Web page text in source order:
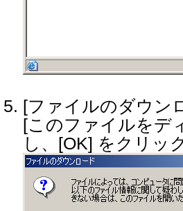
[ファイルのダウン
[このファイルをデ
し、[OK] をクリッ